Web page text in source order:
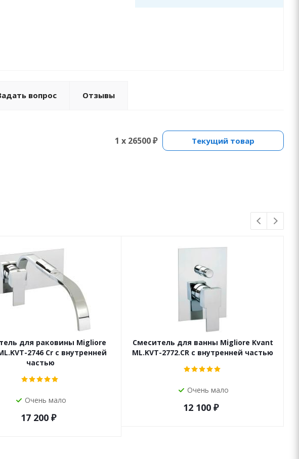
вопрос Отзывы
1 x 26500 ₽ Текущий товар
для раковины Migliore
2746 Cr с внутренней
частью
Очень мало
17 200 ₽
Смеситель для ванны Migliore Kvant
ML.KVT-2772.CR с внутренней частью
Очень мало
12 100 ₽